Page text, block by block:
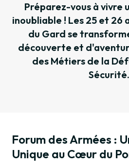
Préparez-vous à vivre
inoubliable ! Les 25 et 26
du Gard se
découverte et
des Métiers de la
Sécurité.
Forum des Armées :
Unique au Cœur du